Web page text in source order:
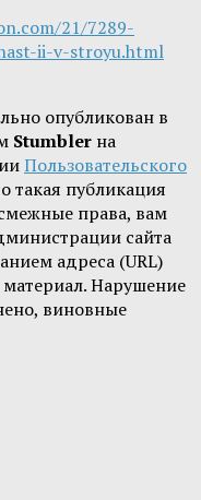
21/7289-
ii-v-stroyu.html
опубликован в
Stumbler на
Пользовательского
такая публикация
права, вам
сайта
адреса (URL)
Нарушение
виновные